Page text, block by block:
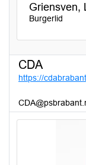
Griensven,
Burgerlid
CDA
https://